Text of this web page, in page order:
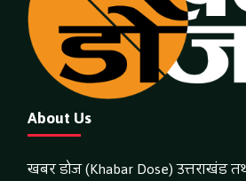
About Us
खबर डोज (Khabar Dose) उत्तराखंड